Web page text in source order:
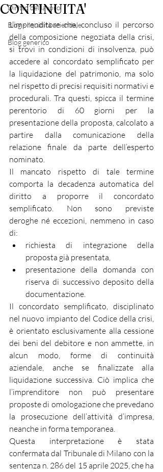
Diritto del lavoro
Blog - liquidità aziendale
Blog generico
CONTINUITA'
L’imprenditore che, concluso il percorso
della composizione negoziata della crisi,
si trovi in condizioni di insolvenza, può
accedere al concordato semplificato per
la liquidazione del patrimonio, ma solo
nel rispetto di precisi requisiti normativi e
procedurali. Tra questi, spicca il termine
perentorio di 60 giorni per la
presentazione della proposta, calcolato a
partire dalla comunicazione della
relazione finale da parte dell’esperto
nominato.
Il mancato rispetto di tale termine
comporta la decadenza automatica del
diritto a proporre il concordato
semplificato. Non sono previste
deroghe né eccezioni, nemmeno in caso
di:
richiesta di integrazione della
proposta già presentata,
presentazione della domanda con
riserva di successivo deposito della
documentazione.
Il concordato semplificato, disciplinato
nel nuovo impianto del Codice della crisi,
è orientato esclusivamente alla cessione
dei beni del debitore e non ammette, in
alcun modo, forme di continuità
aziendale, anche se finalizzate alla
liquidazione successiva. Ciò implica che
l’imprenditore non può presentare
proposte di omologazione che prevedano
la prosecuzione dell’attività d’impresa,
neanche in forma temporanea.
Questa interpretazione è stata
confermata dal Tribunale di Milano con la
sentenza n. 286 del 15 aprile 2025, che ha